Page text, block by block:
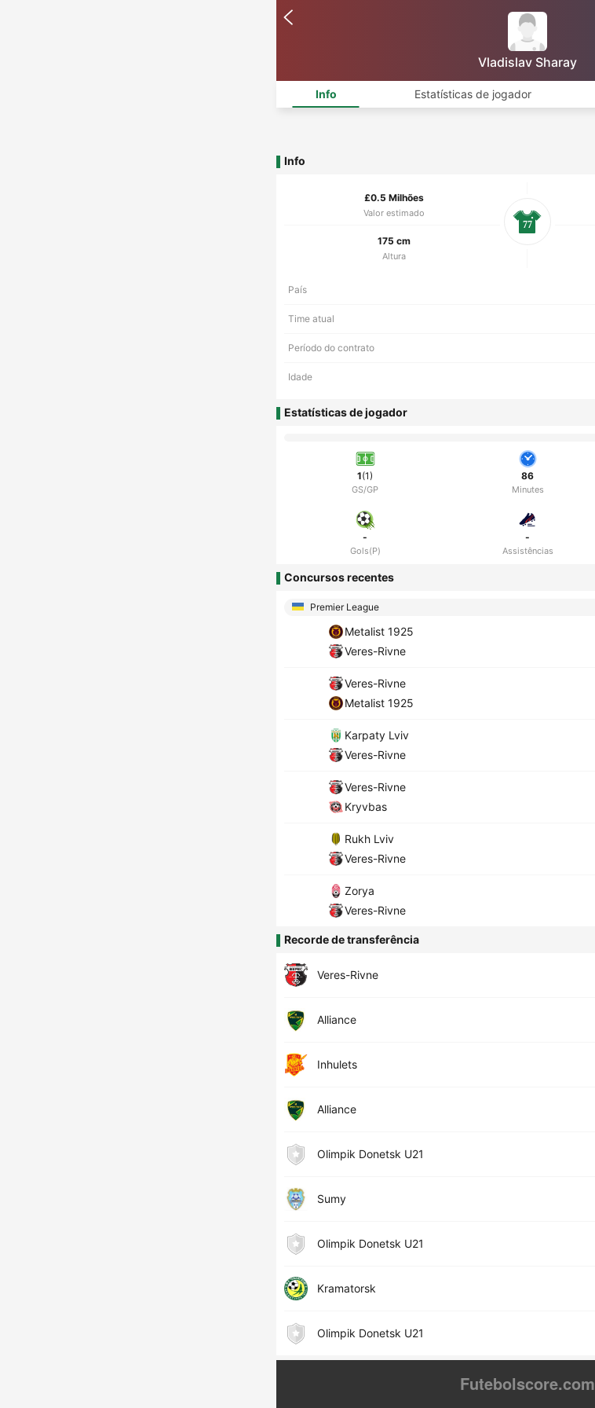
Vladislav Sharay
Info Estatísticas de jogador
Info
£0.5 Milhões
Valor estimado
175 cm
Altura
77
País
Time atual
Período do contrato
Idade
Estatísticas de jogador
1(1)
GS/GP
86
Minutes
-
Gols(P)
-
Assistências
Concursos recentes
Premier League
Metalist 1925
Veres-Rivne
Veres-Rivne
Metalist 1925
Karpaty Lviv
Veres-Rivne
Veres-Rivne
Kryvbas
Rukh Lviv
Veres-Rivne
Zorya
Veres-Rivne
Recorde de transferência
Veres-Rivne
Alliance
Inhulets
Alliance
Olimpik Donetsk U21
Sumy
Olimpik Donetsk U21
Kramatorsk
Olimpik Donetsk U21
Futebolscore.com